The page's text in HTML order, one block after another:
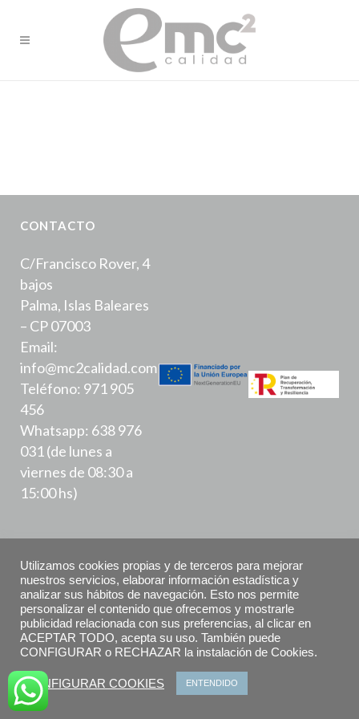
CONTACTO
C/Francisco Rover, 4
bajos
Palma, Islas Baleares
– CP 07003
Email:
info@mc2calidad.com
Teléfono: 971 905
456
Whatsapp: 638 976
031 (de lunes a
viernes de 08:30 a
15:00 hs)
Política de Privacidad
Aviso Legal
Declaración de accesibilidad
Política de Cookies
Utilizamos cookies propias y de terceros para mejorar
nuestros servicios, elaborar información estadística y
analizar sus hábitos de navegación. Esto nos permite
personalizar el contenido que ofrecemos y mostrarle
publicidad relacionada con sus preferencias, al clicar en
ACEPTAR TODO, acepta su uso. También puede
CONFIGURAR o RECHAZAR la instalación de Cookies.
CONFIGURAR COOKIES ENTENDIDO